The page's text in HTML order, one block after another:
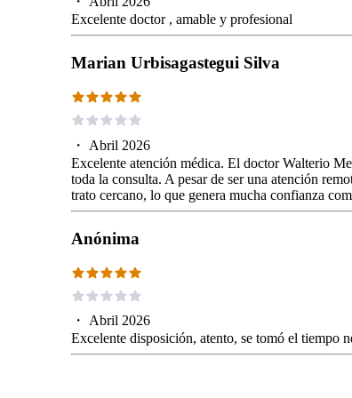
Excelente doctor , amable y profesional
Marian Urbisagastegui Silva
・ Abril 2026
Excelente atención médica. El doctor Walterio
toda la consulta. A pesar de ser una atención
trato cercano, lo que genera mucha confianza
Anónima
・ Abril 2026
Excelente disposición, atento, se tomó el tiempo